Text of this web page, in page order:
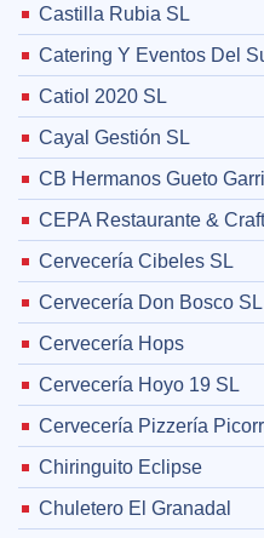
Castilla Rubia SL
Catering Y Eventos Del
Catiol 2020 SL
Cayal Gestión SL
CB Hermanos Gueto
CEPA Restaurante &
Cervecería Cibeles SL
Cervecería Don Bosco SL
Cervecería Hops
Cervecería Hoyo 19 SL
Cervecería Pizzería
Chiringuito Eclipse
Chuletero El Granadal